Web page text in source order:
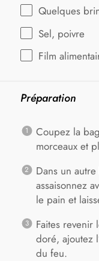
Quelques
Sel, poivre
Film
Préparation
Coupez la
morceaux et
Dans un
assaisonnez
le pain et
Faites revenir
doré, ajoutez
du feu.